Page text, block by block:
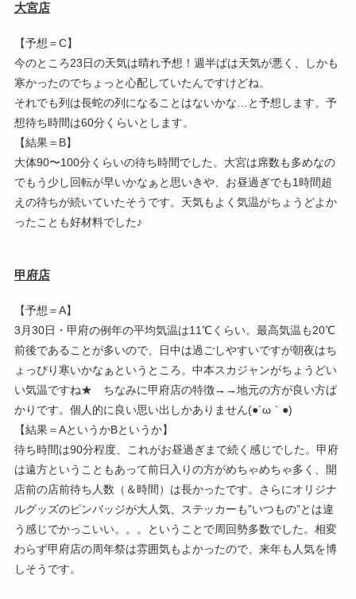
大宮店
【予想＝C】
今のところ23日の天気は晴れ予想！週半ばは天気が悪く、しかも
寒かったのでちょっと心配していたんですけどね。
それでも列は長蛇の列になることはないかな…と予想します。予
想待ち時間は60分くらいとします。
【結果＝B】
大体90〜100分くらいの待ち時間でした。大宮は席数も多めなの
でもう少し回転が早いかなぁと思いきや、お昼過ぎでも1時間超
えの待ちが続いていたそうです。天気もよく気温がちょうどよか
ったことも好材料でした♪
甲府店
【予想＝A】
3月30日・甲府の例年の平均気温は11℃くらい。最高気温も20℃
前後であることが多いので、日中は過ごしやすいですが朝夜はち
ょっぴり寒いかなぁというところ。中本スカジャンがちょうどい
い気温ですね★ ちなみに甲府店の特徴→→地元の方が良い方ば
かりです。個人的に良い思い出しかありません(●´ω｀●)
【結果＝AというかBというか】
待ち時間は90分程度、これがお昼過ぎまで続く感じでした。甲府
は遠方ということもあって前日入りの方がめちゃめちゃ多く、開
店前の店前待ち人数（＆時間）は長かったです。さらにオリジナ
ルグッズのピンバッジが大人気、ステッカーも”いつもの”とは違
う感じでかっこいい。。。ということで周回勢多数でした。相変
わらず甲府店の周年祭は雰囲気もよかったので、来年も人気を博
しそうです。